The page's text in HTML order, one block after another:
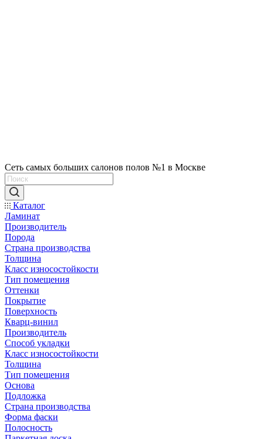
Сеть самых больших салонов полов №1 в Москве
Каталог
Ламинат
Производитель
Порода
Страна производства
Толщина
Класс износостойкости
Тип помещения
Оттенки
Покрытие
Поверхность
Кварц-винил
Производитель
Способ укладки
Класс износостойкости
Толщина
Тип помещения
Основа
Подложка
Страна производства
Форма фаски
Полосность